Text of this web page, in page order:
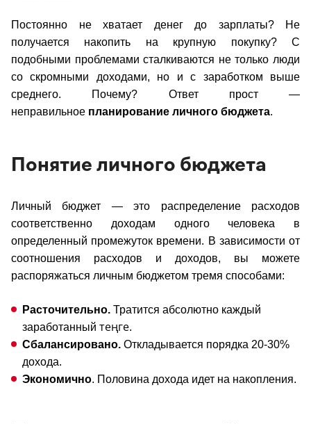
Постоянно не хватает денег до зарплаты? Не
получается накопить на крупную покупку? С
подобными проблемами сталкиваются не только люди
со скромными доходами, но и с заработком выше
среднего. Почему? Ответ прост —
неправильное планирование личного бюджета.
Понятие личного бюджета
Личный бюджет — это распределение расходов
соответственно доходам одного человека в
определенный промежуток времени. В зависимости от
соотношения расходов и доходов, вы можете
распоряжаться личным бюджетом тремя способами:
Расточительно. Тратится абсолютно каждый
заработанный теңге.
Сбалансировано. Откладывается порядка 20-30%
дохода.
Экономично. Половина дохода идет на накопления.